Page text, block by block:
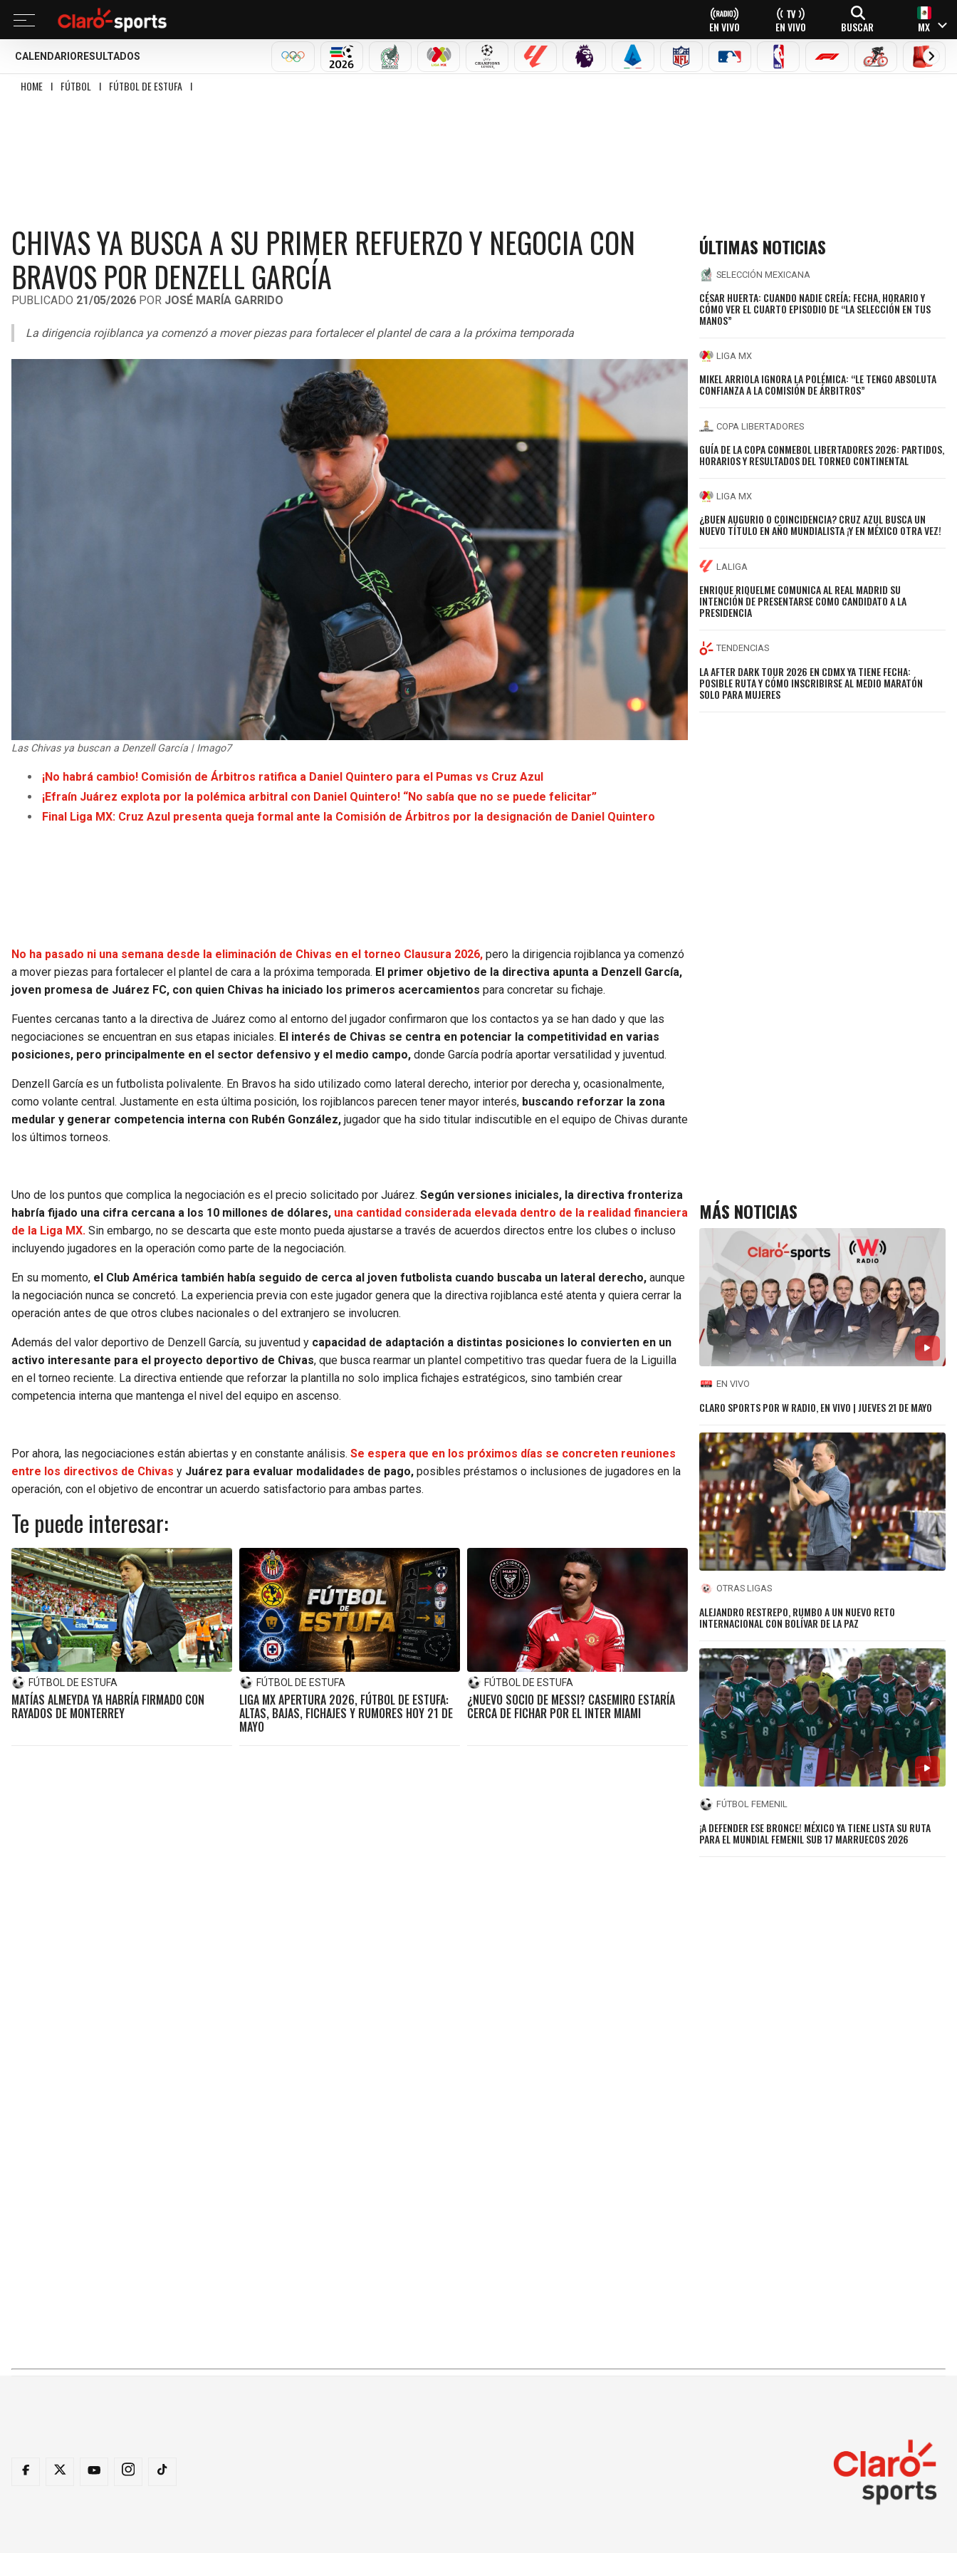
EN VIVO EN VIVO BUSCAR MX
CALENDARIO RESULTADOS
OLÍMPICOSMUNDIAL 2026SELECCIÓN MEXICANA
LIGA MX CHAMPIONS LEAGUE
LALIGA PREMIER LEAGUE
SERIE A NFL MLB NBA FÓRMULA 1CICLISMOBOXEO
HOME I FÚTBOL I FÚTBOL DE ESTUFA I
CHIVAS YA BUSCA A SU PRIMER REFUERZO Y NEGOCIA CON
BRAVOS POR DENZELL GARCÍA
PUBLICADO 21/05/2026 POR JOSÉ MARÍA GARRIDO
La dirigencia rojiblanca ya comenzó a mover piezas para fortalecer el plantel de cara a la próxima temporada
Las Chivas ya buscan a Denzell García | Imago7
¡No habrá cambio! Comisión de Árbitros ratifica a Daniel Quintero para el Pumas vs Cruz Azul
¡Efraín Juárez explota por la polémica arbitral con Daniel Quintero! “No sabía que no se puede felicitar”
Final Liga MX: Cruz Azul presenta queja formal ante la Comisión de Árbitros por la designación de Daniel Quintero
No ha pasado ni una semana desde la eliminación de Chivas en el torneo Clausura 2026, pero la dirigencia rojiblanca ya comenzó
a mover piezas para fortalecer el plantel de cara a la próxima temporada. El primer objetivo de la directiva apunta a Denzell García,
joven promesa de Juárez FC, con quien Chivas ha iniciado los primeros acercamientos para concretar su fichaje.
Fuentes cercanas tanto a la directiva de Juárez como al entorno del jugador confirmaron que los contactos ya se han dado y que las
negociaciones se encuentran en sus etapas iniciales. El interés de Chivas se centra en potenciar la competitividad en varias
posiciones, pero principalmente en el sector defensivo y el medio campo, donde García podría aportar versatilidad y juventud.
Denzell García es un futbolista polivalente. En Bravos ha sido utilizado como lateral derecho, interior por derecha y, ocasionalmente,
como volante central. Justamente en esta última posición, los rojiblancos parecen tener mayor interés, buscando reforzar la zona
medular y generar competencia interna con Rubén González, jugador que ha sido titular indiscutible en el equipo de Chivas durante
los últimos torneos.
Uno de los puntos que complica la negociación es el precio solicitado por Juárez. Según versiones iniciales, la directiva fronteriza
habría fijado una cifra cercana a los 10 millones de dólares, una cantidad considerada elevada dentro de la realidad financiera
de la Liga MX. Sin embargo, no se descarta que este monto pueda ajustarse a través de acuerdos directos entre los clubes o incluso
incluyendo jugadores en la operación como parte de la negociación.
En su momento, el Club América también había seguido de cerca al joven futbolista cuando buscaba un lateral derecho, aunque
la negociación nunca se concretó. La experiencia previa con este jugador genera que la directiva rojiblanca esté atenta y quiera cerrar la
operación antes de que otros clubes nacionales o del extranjero se involucren.
Además del valor deportivo de Denzell García, su juventud y capacidad de adaptación a distintas posiciones lo convierten en un
activo interesante para el proyecto deportivo de Chivas, que busca rearmar un plantel competitivo tras quedar fuera de la Liguilla
en el torneo reciente. La directiva entiende que reforzar la plantilla no solo implica fichajes estratégicos, sino también crear
competencia interna que mantenga el nivel del equipo en ascenso.
Por ahora, las negociaciones están abiertas y en constante análisis. Se espera que en los próximos días se concreten reuniones
entre los directivos de Chivas y Juárez para evaluar modalidades de pago, posibles préstamos o inclusiones de jugadores en la
operación, con el objetivo de encontrar un acuerdo satisfactorio para ambas partes.
Te puede interesar:
FÚTBOL DE ESTUFA
MATÍAS ALMEYDA YA HABRÍA FIRMADO CON
RAYADOS DE MONTERREY
FÚTBOL DE ESTUFA
LIGA MX APERTURA 2026, FÚTBOL DE ESTUFA:
ALTAS, BAJAS, FICHAJES Y RUMORES HOY 21 DE
MAYO
FÚTBOL DE ESTUFA
¿NUEVO SOCIO DE MESSI? CASEMIRO ESTARÍA
CERCA DE FICHAR POR EL INTER MIAMI
ÚLTIMAS NOTICIAS
SELECCIÓN MEXICANA
CÉSAR HUERTA: CUANDO NADIE CREÍA; FECHA, HORARIO Y
CÓMO VER EL CUARTO EPISODIO DE “LA SELECCIÓN EN TUS
MANOS”
LIGA MX
MIKEL ARRIOLA IGNORA LA POLÉMICA: “LE TENGO ABSOLUTA
CONFIANZA A LA COMISIÓN DE ÁRBITROS”
COPA LIBERTADORES
GUÍA DE LA COPA CONMEBOL LIBERTADORES 2026: PARTIDOS,
HORARIOS Y RESULTADOS DEL TORNEO CONTINENTAL
LIGA MX
¿BUEN AUGURIO O COINCIDENCIA? CRUZ AZUL BUSCA UN
NUEVO TÍTULO EN AÑO MUNDIALISTA ¡Y EN MÉXICO OTRA VEZ!
LALIGA
ENRIQUE RIQUELME COMUNICA AL REAL MADRID SU
INTENCIÓN DE PRESENTARSE COMO CANDIDATO A LA
PRESIDENCIA
TENDENCIAS
LA AFTER DARK TOUR 2026 EN CDMX YA TIENE FECHA:
POSIBLE RUTA Y CÓMO INSCRIBIRSE AL MEDIO MARATÓN
SOLO PARA MUJERES
MÁS NOTICIAS
EN VIVO
CLARO SPORTS POR W RADIO, EN VIVO | JUEVES 21 DE MAYO
OTRAS LIGAS
ALEJANDRO RESTREPO, RUMBO A UN NUEVO RETO
INTERNACIONAL CON BOLÍVAR DE LA PAZ
FÚTBOL FEMENIL
¡A DEFENDER ESE BRONCE! MÉXICO YA TIENE LISTA SU RUTA
PARA EL MUNDIAL FEMENIL SUB 17 MARRUECOS 2026